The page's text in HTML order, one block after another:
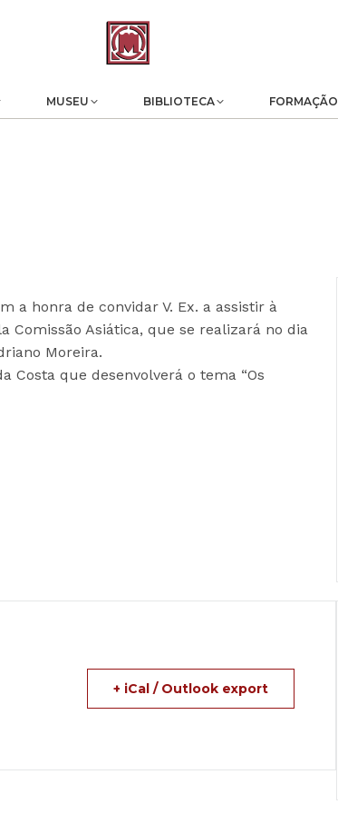
MUSEU BIBLIOTECA FORMAÇÃO
a honra de convidar V. Ex. a assistir à
Comissão Asiática, que se realizará no dia
Moreira.
Costa que desenvolverá o tema “Os
+ iCal / Outlook export